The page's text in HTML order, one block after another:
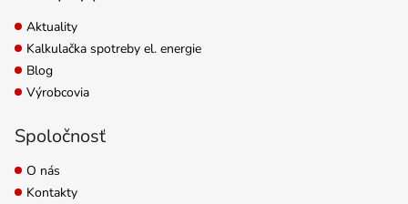
Aktuality
Kalkulačka spotreby el. energie
Blog
Výrobcovia
Spoločnosť
O nás
Kontakty